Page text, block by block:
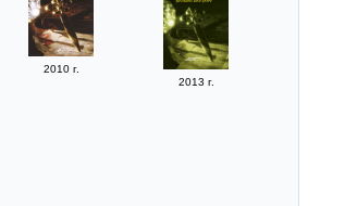
2010 г.
2013 г.